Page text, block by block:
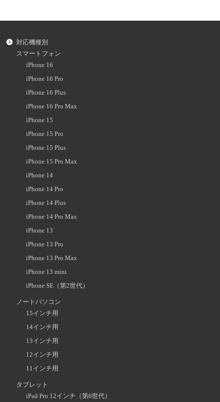
対応機種別
スマートフォン
iPhone 16
iPhone 16 Pro
iPhone 16 Plus
iPhone 16 Pro Max
iPhone 15
iPhone 15 Pro
iPhone 15 Plus
iPhone 15 Pro Max
iPhone 14
iPhone 14 Pro
iPhone 14 Plus
iPhone 14 Pro Max
iPhone 13
iPhone 13 Pro
iPhone 13 Pro Max
iPhone 13 mini
iPhone SE（第2世代）
ノートパソコン
15インチ用
14インチ用
13インチ用
12インチ用
11インチ用
タブレット
iPad Pro 12インチ（第6世代）